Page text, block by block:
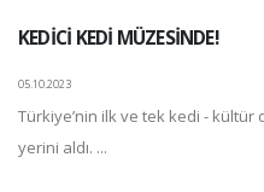
KEDİCİ KEDİ MÜZESİNDE!
05.10.2023
Türkiye’nin ilk ve tek kedi - kültür
yerini aldı. ...